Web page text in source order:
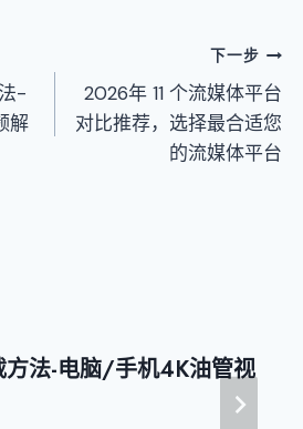
-
解
下一步
2026年 11 个流媒体平台
对比推荐，选择最合适您
的流媒体平台
方法-电脑/手机4K油管视